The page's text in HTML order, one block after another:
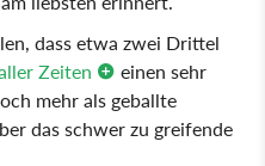
dass etwa zwei Drittel
Zeiten
einen sehr
mehr als geballte
das schwer zu greifende